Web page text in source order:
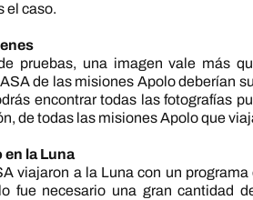
el caso.
pruebas, una imagen vale más
de las misiones Apolo deberían
encontrar todas las fotografías
de todas las misiones Apolo que
la Luna
viajaron a la Luna con un
fue necesario una gran cantidad